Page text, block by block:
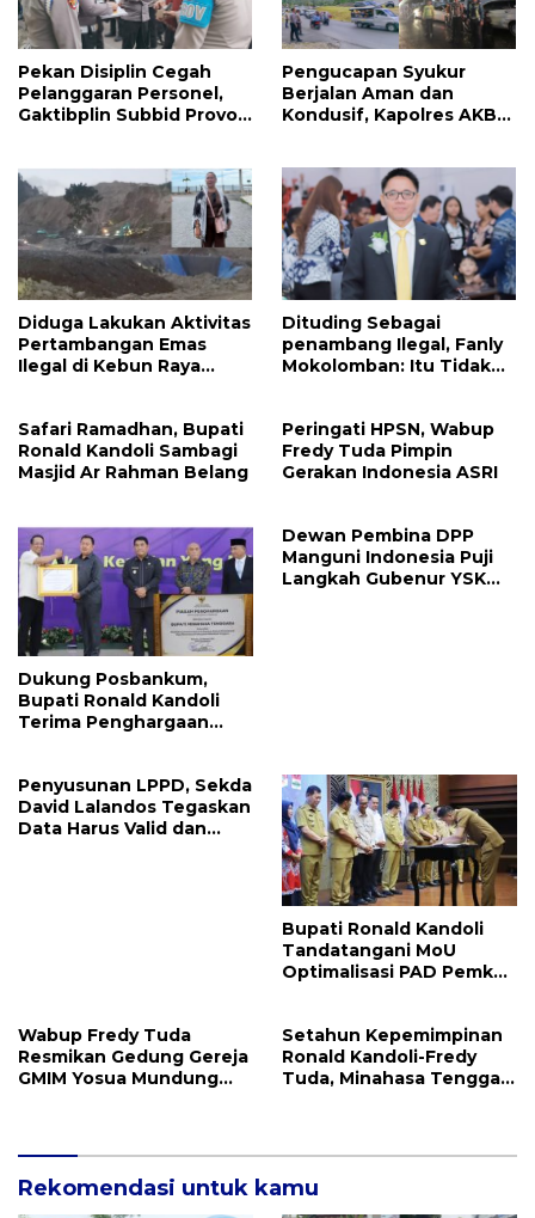
Pekan Disiplin Cegah
Pelanggaran Personel,
Gaktibplin Subbid Provos
Pengucapan Syukur
Berjalan Aman dan
Kondusif, Kapolres AKBP
Mitra
Diduga Lakukan Aktivitas
Pertambangan Emas
Ilegal di Kebun Raya
Sondakh
Dituding Sebagai
penambang Ilegal, Fanly
Mokolomban: Itu Tidak
Safari Ramadhan, Bupati
Ronald Kandoli Sambagi
Masjid Ar Rahman Belang
Peringati HPSN, Wabup
Fredy Tuda Pimpin
Gerakan Indonesia ASRI
Dukung Posbankum,
Bupati Ronald Kandoli
Terima Penghargaan
Dewan Pembina DPP
Manguni Indonesia Puji
Langkah Gubenur YSK
Penyusunan LPPD, Sekda
David Lalandos Tegaskan
Data Harus Valid dan
Bupati Ronald Kandoli
Tandatangani MoU
Optimalisasi PAD Pemkab
Wabup Fredy Tuda
Resmikan Gedung Gereja
GMIM Yosua Mundung
Setahun Kepemimpinan
Ronald Kandoli-Fredy
Tuda, Minahasa Tenggara
Rekomendasi untuk kamu